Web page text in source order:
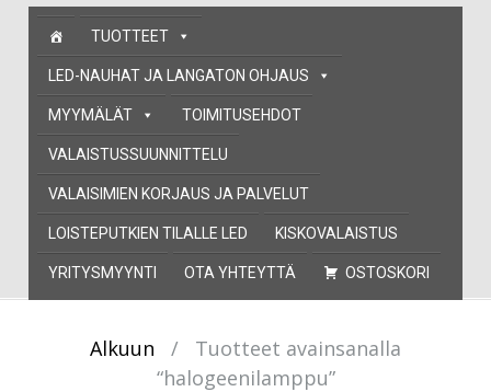
Skip
content
TUOTTEET
LED-NAUHAT JA LANGATON OHJAUS
MYYMÄLÄT TOIMITUSEHDOT
VALAISTUSSUUNNITTELU
VALAISIMIEN KORJAUS JA PALVELUT
LOISTEPUTKIEN TILALLE LED KISKOVALAISTUS
YRITYSMYYNTI OTA YHTEYTTÄ OSTOSKORI
Alkuun /
Tuotteet avainsanalla
“halogeenilamppu”